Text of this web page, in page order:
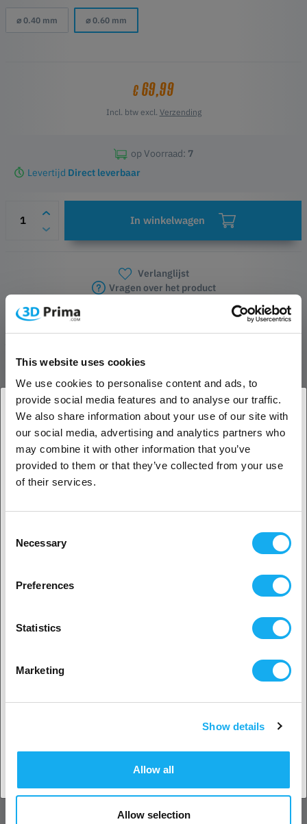
This website uses cookies
We use cookies to personalise content and ads, to
provide social media features and to analyse our traffic.
We also share information about your use of our site with
our social media, advertising and analytics partners who
may combine it with other information that you’ve
provided to them or that they’ve collected from your use
of their services.
Selection
Necessary
Preferences
Statistics
Marketing
Show details
Allow all
Allow selection
⌀ 0.40 mm ⌀ 0.60 mm
€69,99
Incl. btw excl. Verzending
op Voorraad: 7
Levertijd Direct leverbaar
In winkelwagen
Verlanglijst
Vragen over het product
PRO
Pro nozzles bieden, zoals de naam al doet vermoeden, een nog
hogere slijtvastheid in vergelijking met CRB spuitmondjes en zijn
ontworpen om temperaturen tot 450°C te weerstaan, waardoor het
mogelijk is om materialen met een hoge temperatuur te printen die
hogere extrusietemperaturen vereisen.
Product
1. Ben je een zakelijke of een particuliere klant?
Zakelijke klant
Particuliere klant